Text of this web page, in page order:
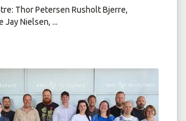
Thor Petersen Rusholt Bjerre,
Jay Nielsen, ...